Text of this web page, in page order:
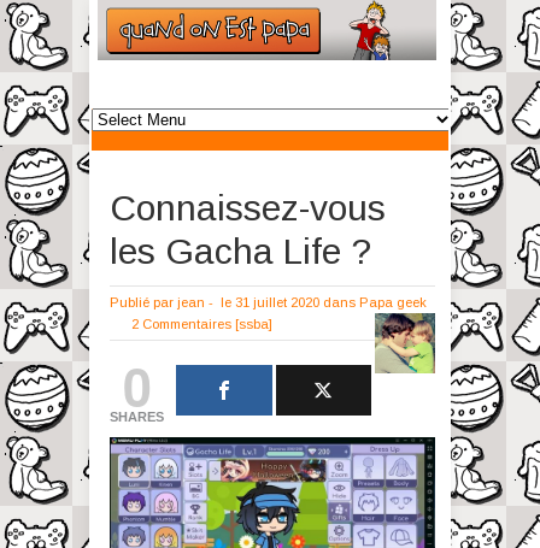
Connaissez-vous
les Gacha Life ?
Publié par jean - le 31 juillet 2020 dans Papa geek
2 Commentaires [ssba]
0
SHARES